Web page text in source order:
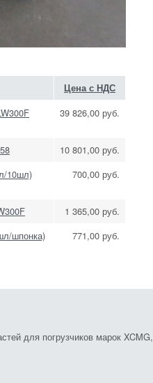
Цена с НДС
39 826,00 руб.
10 801,00 руб.
10шл)
700,00 руб.
1 365,00 руб.
шпонка)
771,00 руб.
для погрузчиков марок